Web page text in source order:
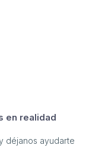
en realidad
déjanos ayudarte